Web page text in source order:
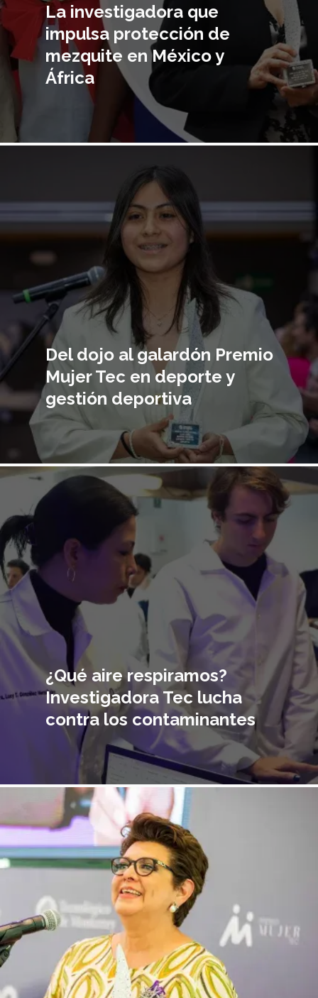
La investigadora que
impulsa protección de
mezquite en México y
África
Del dojo al galardón Premio
Mujer Tec en deporte y
gestión deportiva
Imagen
principal
¿Qué aire respiramos?
Investigadora Tec lucha
contra los contaminantes